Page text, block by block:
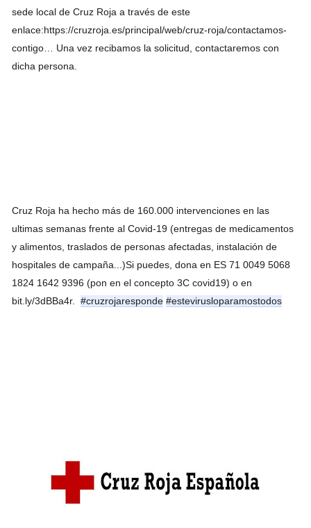
sede local de Cruz Roja a través de este
enlace:https://cruzroja.es/principal/web/cruz-roja/contactamos-
contigo… Una vez recibamos la solicitud, contactaremos con
dicha persona.
Cruz Roja ha hecho más de 160.000 intervenciones en las
ultimas semanas frente al Covid-19 (entregas de medicamentos
y alimentos, traslados de personas afectadas, instalación de
hospitales de campaña...)Si puedes, dona en ES 71 0049 5068
1824 1642 9396 (pon en el concepto 3C covid19) o en
bit.ly/3dBBa4r. #cruzrojaresponde #estevirusloparamostodos